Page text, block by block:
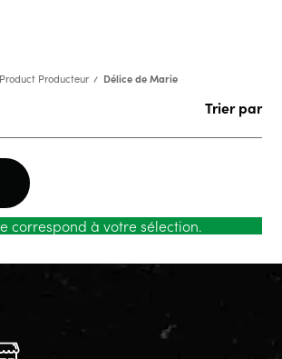
Product Producteur Délice de Marie
Trier par
correspond à votre sélection.